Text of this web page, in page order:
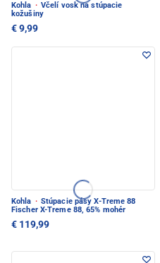
Kohla · Včelí vosk na stúpacie
kožušiny
€ 9,99
Kohla · Stúpacie pásy X-Treme 88
Fischer X-Treme 88, 65% mohér
€ 119,99